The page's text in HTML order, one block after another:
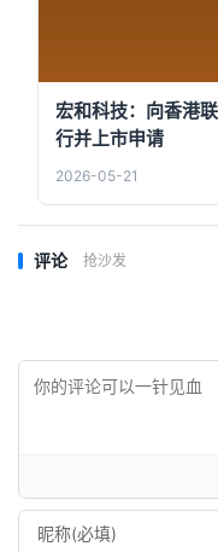
宏和科技：向香港
行并上市申请
2026-05-21
评论 抢沙发